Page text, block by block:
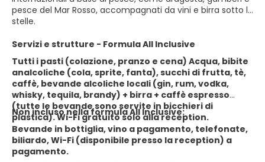
pesce del Mar Rosso, accompagnati da vini e birra sotto le
stelle.
Servizi e strutture - Formula All Inclusive
Tutti i pasti (colazione, pranzo e cena) Acqua, bibite
analcoliche (cola, sprite, fanta), succhi di frutta, tè,
caffè, bevande alcoliche locali (gin, rum, vodka,
whisky, tequila, brandy) + birra + caffè espresso
(tutte le bevande sono servite in bicchieri di
plastica). Wi-Fi gratuito solo alla reception.
Non incluso nella formula All Inclusive:
Bevande in bottiglia, vino a pagamento, telefonate,
biliardo, Wi-Fi (disponibile presso la reception) a
pagamento.